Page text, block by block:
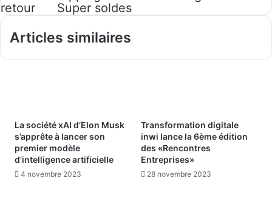
retour
Super soldes
Articles similaires
La société xAI d’Elon Musk
s’apprête à lancer son
premier modèle
d’intelligence artificielle
4 novembre 2023
Transformation digitale
inwi lance la 6ème édition
des «Rencontres
Entreprises»
28 novembre 2023